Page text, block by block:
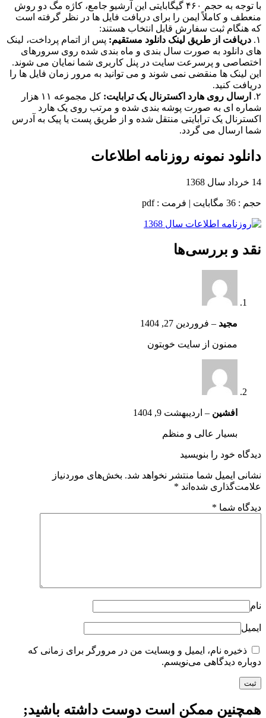
با توجه به حجم ۴۶۰ گیگابایتی این آرشیو جامع، کاژه مگ دو روش
منعطف و کاملاً ایمن را برای دریافت فایل ها در نظر گرفته است
که هنگام ثبت سفارش قابل انتخاب هستند:
۱. دریافت از طریق لینک دانلود مستقیم: پس از اتمام پرداخت، لینک
های دانلود به صورت سال بندی و ماه بندی شده روی سرورهای
اختصاصی و پرسرعت سایت در پنل کاربری شما نمایان می شوند.
این لینک ها منقضی نمی شوند و می توانید به مرور زمان فایل ها را
دریافت کنید.
۲.
ارسال روی هارد اکسترنال یک ترابایت:
کل مجموعه ۱۱ هزار
شماره ای به صورت پوشه بندی شده و مرتب روی یک هارد
اکسترنال یک ترابایتی منتقل شده و از طریق پست یا پیک به آدرس
شما ارسال می گردد.
دانلود نمونه روزنامه اطلاعات
14 خرداد سال 1368
حجم : 36 مگابایت | فرمت : pdf
نقد و بررسی‌ها
مجید – فروردین 27, 1404
ممنون از سایت خوبتون
افشین – اردیبهشت 9, 1404
بسیار عالی و منظم
دیدگاه خود را بنویسید
نشانی ایمیل شما منتشر نخواهد شد. بخش‌های موردنیاز
علامت‌گذاری شده‌اند *
دیدگاه شما *
نام
ایمیل
ذخیره نام، ایمیل و وبسایت من در مرورگر برای زمانی که
دوباره دیدگاهی می‌نویسم.
همچنین ممکن است دوست داشته باشید;